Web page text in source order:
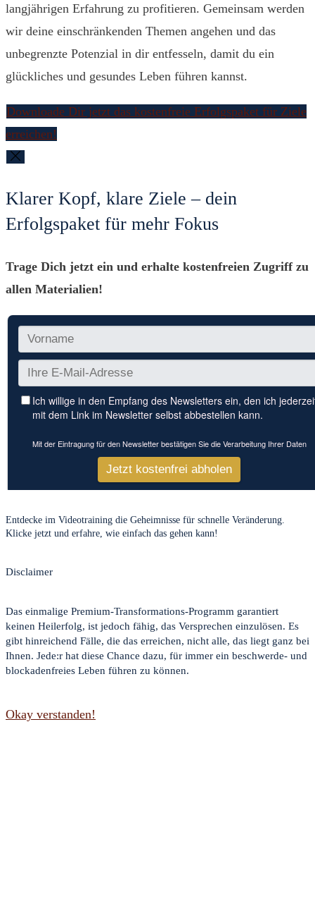
langjährigen Erfahrung zu profitieren. Gemeinsam werden
wir deine einschränkenden Themen angehen und das
unbegrenzte Potenzial in dir entfesseln, damit du ein
glückliches und gesundes Leben führen kannst.
Downloade Dir jetzt das kostenfreie Erfolgspaket für Ziele
erreichen!
Klarer Kopf, klare Ziele – dein
Erfolgspaket für mehr Fokus
Trage Dich jetzt ein und erhalte kostenfreien Zugriff zu
allen Materialien!
Entdecke im Videotraining die Geheimnisse für schnelle Veränderung.
Klicke jetzt und erfahre, wie einfach das gehen kann!
Disclaimer
Das einmalige Premium-Transformations-Programm garantiert
keinen Heilerfolg, ist jedoch fähig, das Versprechen einzulösen. Es
gibt hinreichend Fälle, die das erreichen, nicht alle, das liegt ganz bei
Ihnen. Jede:r hat diese Chance dazu, für immer ein beschwerde- und
blockadenfreies Leben führen zu können.
Okay verstanden!